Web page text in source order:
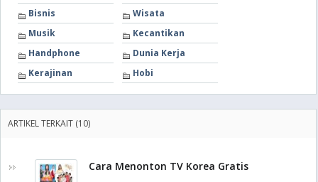
Bisnis
Wisata
Musik
Kecantikan
Handphone
Dunia Kerja
Kerajinan
Hobi
ARTIKEL TERKAIT (10)
Cara Menonton TV Korea Gratis